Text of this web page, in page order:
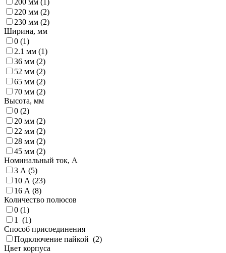
220 мм (2)
230 мм (2)
Ширина, мм
0 (1)
2.1 мм (1)
36 мм (2)
52 мм (2)
65 мм (2)
70 мм (2)
Высота, мм
0 (2)
20 мм (2)
22 мм (2)
28 мм (2)
45 мм (2)
Номинальный ток, А
3 А (5)
10 А (23)
16 А (8)
Количество полюсов
0 (1)
1 (1)
Способ присоединения
Подключение пайкой (2)
Цвет корпуса